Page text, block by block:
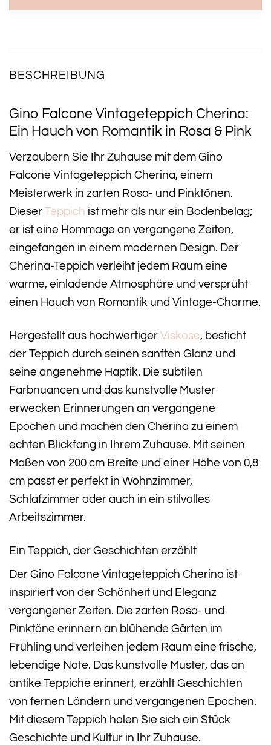
BESCHREIBUNG
Gino Falcone Vintageteppich Cherina:
Ein Hauch von Romantik in Rosa & Pink
Verzaubern Sie Ihr Zuhause mit dem Gino
Falcone Vintageteppich Cherina, einem
Meisterwerk in zarten Rosa- und Pinktönen.
Dieser Teppich ist mehr als nur ein Bodenbelag;
er ist eine Hommage an vergangene Zeiten,
eingefangen in einem modernen Design. Der
Cherina-Teppich verleiht jedem Raum eine
warme, einladende Atmosphäre und versprüht
einen Hauch von Romantik und Vintage-Charme.
Hergestellt aus hochwertiger Viskose, besticht
der Teppich durch seinen sanften Glanz und
seine angenehme Haptik. Die subtilen
Farbnuancen und das kunstvolle Muster
erwecken Erinnerungen an vergangene
Epochen und machen den Cherina zu einem
echten Blickfang in Ihrem Zuhause. Mit seinen
Maßen von 200 cm Breite und einer Höhe von 0,8
cm passt er perfekt in Wohnzimmer,
Schlafzimmer oder auch in ein stilvolles
Arbeitszimmer.
Ein Teppich, der Geschichten erzählt
Der Gino Falcone Vintageteppich Cherina ist
inspiriert von der Schönheit und Eleganz
vergangener Zeiten. Die zarten Rosa- und
Pinktöne erinnern an blühende Gärten im
Frühling und verleihen jedem Raum eine frische,
lebendige Note. Das kunstvolle Muster, das an
antike Teppiche erinnert, erzählt Geschichten
von fernen Ländern und vergangenen Epochen.
Mit diesem Teppich holen Sie sich ein Stück
Geschichte und Kultur in Ihr Zuhause.